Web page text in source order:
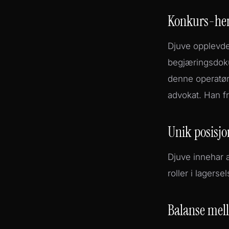
Konkurs-
Djuve
denne
advokat. Han
Unik
Djuve innehar
roller i
Balanse